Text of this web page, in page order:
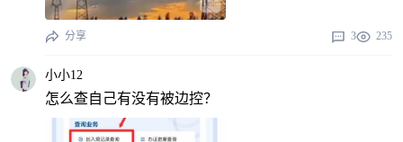
分享 3 235
小小12
怎么查自己有没有被边控？